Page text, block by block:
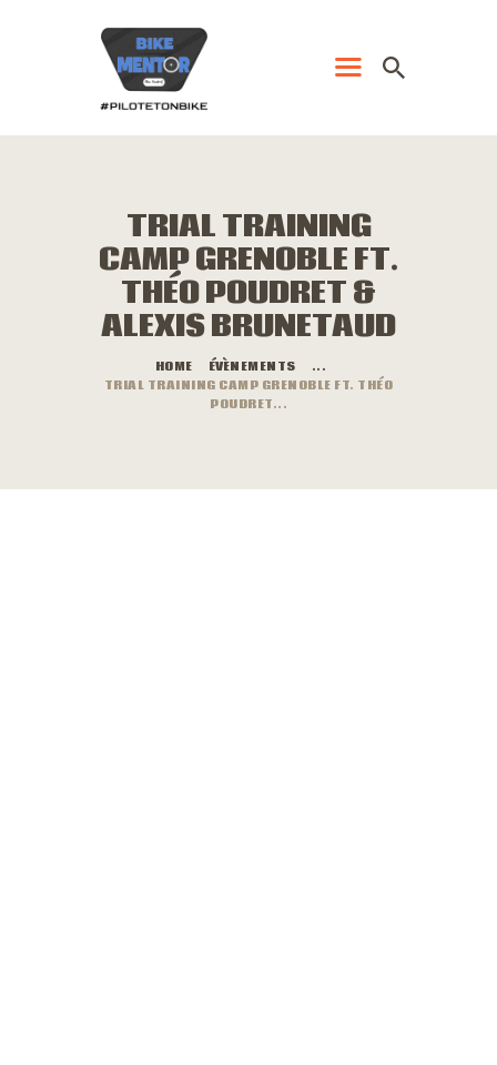
TRIAL TRAINING
CAMP GRENOBLE FT.
THÉO POUDRET &
ALEXIS BRUNETAUD
HOME ÉVÈNEMENTS
...
TRIAL TRAINING CAMP GRENOBLE FT. THÉO
POUDRET...
CONTACT
VIDÉOS
IMAGES
BLOG
CLOSE